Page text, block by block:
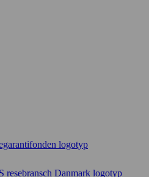
logotyp
resebransch Danmark logotyp